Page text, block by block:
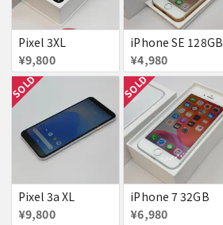
Pixel 3XL
¥9,800
iPhone SE 128GB
¥4,980
SOLD
Pixel 3a XL
¥9,800
SOLD
iPhone 7 32GB
¥6,980